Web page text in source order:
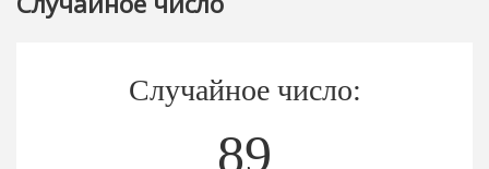
Случайное число:
89